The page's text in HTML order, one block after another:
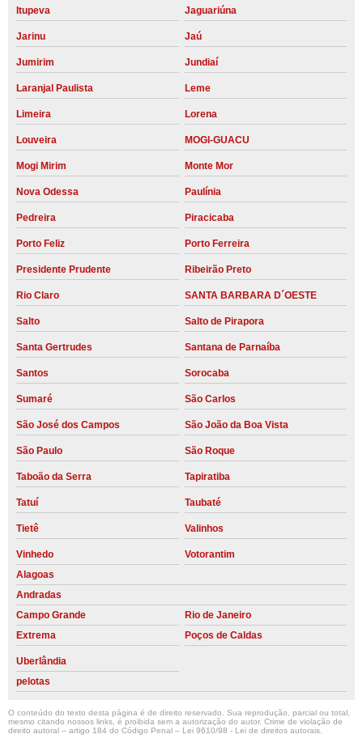
Itupeva Jaguariúna
Jarinu Jaú
Jumirim Jundiaí
Laranjal Paulista Leme
Limeira Lorena
Louveira MOGI-GUACU
Mogi Mirim Monte Mor
Nova Odessa Paulínia
Pedreira Piracicaba
Porto Feliz Porto Ferreira
Presidente Prudente Ribeirão Preto
Rio Claro SANTA BARBARA D´OESTE
Salto Salto de Pirapora
Santa Gertrudes Santana de Parnaíba
Santos Sorocaba
Sumaré São Carlos
São José dos Campos São João da Boa Vista
São Paulo São Roque
Taboão da Serra Tapiratiba
Tatuí Taubaté
Tietê Valinhos
Vinhedo
Votorantim
Alagoas
Andradas
Campo Grande
Rio de Janeiro
Extrema
Poços de Caldas
Uberlândia
pelotas
O conteúdo do texto desta página é de direito reservado. Sua reprodução, parcial ou total,
mesmo citando nossos links, é proibida sem a autorização do autor. Crime de violação de
direito autoral – artigo 184 do Código Penal – Lei 9610/98 - Lei de direitos autorais.